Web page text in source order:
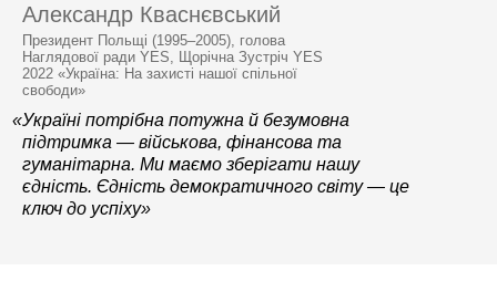
Александр Кваснєвський
Президент Польщі (1995–2005), голова
Наглядової ради YES, Щорічна Зустріч YES
2022 «Україна: На захисті нашої спільної
свободи»
«Україні потрібна потужна й безумовна
підтримка — військова, фінансова та
гуманітарна. Ми маємо зберігати нашу
єдність. Єдність демократичного світу — це
ключ до успіху»